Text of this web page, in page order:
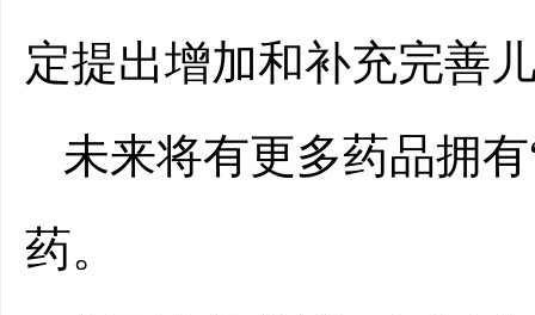
定提出增加和补充完善
未来将有更多药品拥
药。